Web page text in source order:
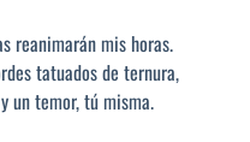
reanimarán mis horas.
tatuados de ternura,
un temor, tú misma.